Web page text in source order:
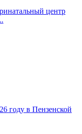
центр
году в Пензенской